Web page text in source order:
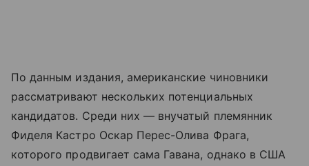
По данным издания, американские чиновники
рассматривают нескольких потенциальных
кандидатов. Среди них — внучатый племянник
Фиделя Кастро Оскар Перес-Олива Фрага,
которого продвигает сама Гавана, однако в США